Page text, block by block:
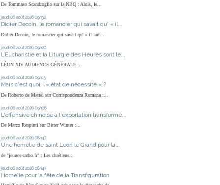
De Tommaso Scandroglio sur la NBQ : Alois, le...
jeudi 06 août 2026 09h32
Didier Decoin, le romancier qui savait qu' « il...
Didier Decoin, le romancier qui savait qu' « il fait...
jeudi 06 août 2026 09h20
L’Eucharistie et la Liturgie des Heures sont le...
LÉON XIV AUDIENCE GÉNÉRALE...
jeudi 06 août 2026 09h15
Mais c'est quoi, l’« état de nécessité » ?
De Roberto de Mattei sur Corrispondenza Romana :...
jeudi 06 août 2026 09h08
L'offensive chinoise à l'exportation transforme...
De Marco Respinti sur Bitter Winter :...
jeudi 06 août 2026 08h47
Une homélie de saint Léon le Grand pour la...
de "jeunes-catho.fr" : Les chrétiens...
jeudi 06 août 2026 08h47
Homélie pour la fête de la Transfiguration